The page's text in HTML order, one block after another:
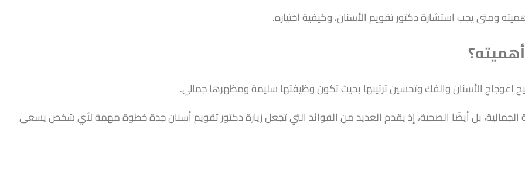
ومتى يجب استشارة دكتور تقويم الأسنان، وكيفية اختياره.
الأسنان والفك وتحسين ترتيبها بحيث تكون وظيفتها سليمة ومظهرها جمالي.
بل أيضًا الصحية، إذ يقدم العديد من الفوائد التي تجعل زيارة دكتور تقويم أسنان جدة خطوة مهمة لأي شخص يسعى